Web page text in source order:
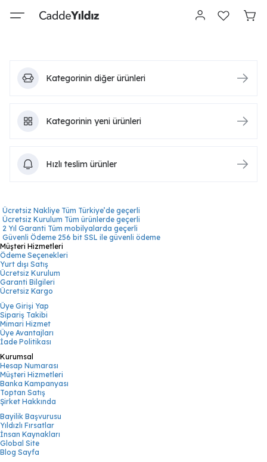
Kategorinin diğer ürünleri
Kategorinin yeni ürünleri
Hızlı teslim ürünler
Ücretsiz Nakliye Tüm Türkiye’de geçerli
Ücretsiz Kurulum Tüm ürünlerde geçerli
2 Yıl Garanti Tüm mobilyalarda geçerli
Güvenli Ödeme 256 bit SSL ile güvenli ödeme
Müşteri Hizmetleri
Ödeme Seçenekleri
Yurt dışı Satış
Ücretsiz Kurulum
Garanti Bilgileri
Ücretsiz Kargo
Üye Girişi Yap
Sipariş Takibi
Mimari Hizmet
Üye Avantajları
İade Politikası
Kurumsal
Hesap Numarası
Müşteri Hizmetleri
Banka Kampanyası
Toptan Satış
Şirket Hakkında
Bayilik Başvurusu
Yıldızlı Fırsatlar
İnsan Kaynakları
Global Site
Blog Sayfa